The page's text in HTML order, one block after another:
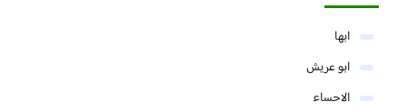
ابها
ابو عريش
الاحساء